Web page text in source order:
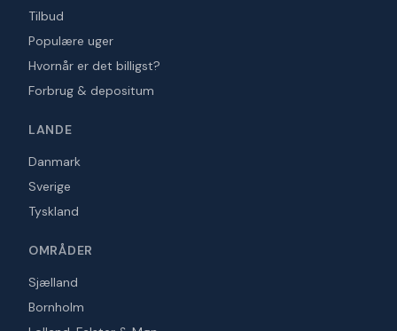
Tilbud
Populære uger
Hvornår er det billigst?
Forbrug & depositum
LANDE
Danmark
Sverige
Tyskland
OMRÅDER
Sjælland
Bornholm